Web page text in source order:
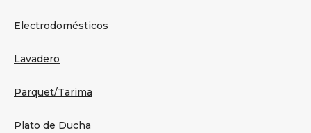
Electrodomésticos
Lavadero
Parquet/Tarima
Plato de Ducha